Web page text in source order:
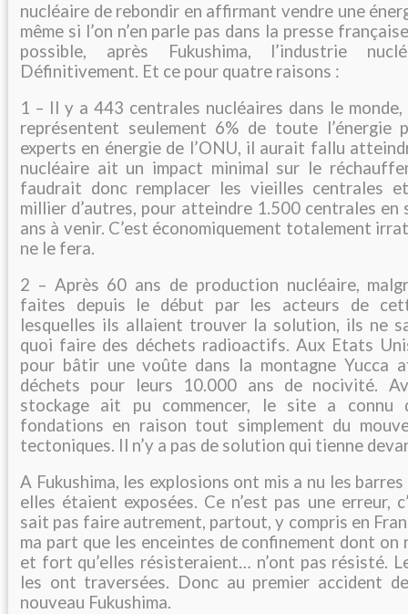
nucléaire de rebondir en affirmant vendre une
même si l’on n’en parle pas dans la presse
possible, après Fukushima, l’industrie
Définitivement. Et ce pour quatre raisons :
1 – Il y a 443 centrales nucléaires dans le
représentent seulement 6% de toute l’énergie
experts en énergie de l’ONU, il aurait fallu
nucléaire ait un impact minimal sur le
faudrait donc remplacer les vieilles centrales
millier d’autres, pour atteindre 1.500 centrales en
ans à venir. C’est économiquement totalement
ne le fera.
2 – Après 60 ans de production nucléaire,
faites depuis le début par les acteurs de
lesquelles ils allaient trouver la solution, ils ne
quoi faire des déchets radioactifs. Aux Etats
pour bâtir une voûte dans la montagne Yucca
déchets pour leurs 10.000 ans de nocivité.
stockage ait pu commencer, le site a connu
fondations en raison tout simplement du
tectoniques. Il n’y a pas de solution qui tienne
A Fukushima, les explosions ont mis a nu les
elles étaient exposées. Ce n’est pas une erreur,
sait pas faire autrement, partout, y compris en
ma part que les enceintes de confinement dont
et fort qu’elles résisteraient… n’ont pas résisté.
les ont traversées. Donc au premier accident
nouveau Fukushima.